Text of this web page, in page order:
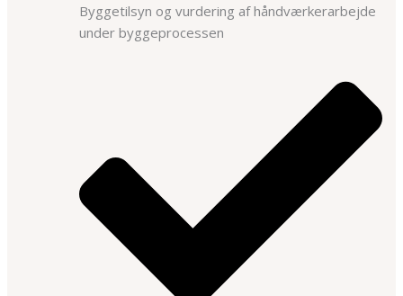
Byggetilsyn og vurdering af håndværkerarbejde
under byggeprocessen